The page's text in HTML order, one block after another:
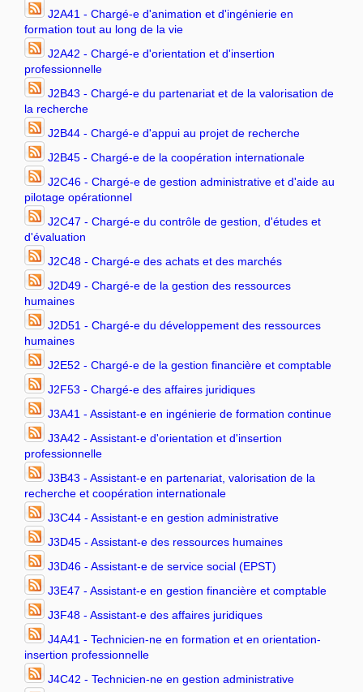
J2A41 - Chargé-e d'animation et d'ingénierie en
formation tout au long de la vie
J2A42 - Chargé-e d'orientation et d'insertion
professionnelle
J2B43 - Chargé-e du partenariat et de la valorisation de
la recherche
J2B44 - Chargé-e d'appui au projet de recherche
J2B45 - Chargé-e de la coopération internationale
J2C46 - Chargé-e de gestion administrative et d'aide au
pilotage opérationnel
J2C47 - Chargé-e du contrôle de gestion, d'études et
d'évaluation
J2C48 - Chargé-e des achats et des marchés
J2D49 - Chargé-e de la gestion des ressources
humaines
J2D51 - Chargé-e du développement des ressources
humaines
J2E52 - Chargé-e de la gestion financière et comptable
J2F53 - Chargé-e des affaires juridiques
J3A41 - Assistant-e en ingénierie de formation continue
J3A42 - Assistant-e d'orientation et d'insertion
professionnelle
J3B43 - Assistant-e en partenariat, valorisation de la
recherche et coopération internationale
J3C44 - Assistant-e en gestion administrative
J3D45 - Assistant-e des ressources humaines
J3D46 - Assistant-e de service social (EPST)
J3E47 - Assistant-e en gestion financière et comptable
J3F48 - Assistant-e des affaires juridiques
J4A41 - Technicien-ne en formation et en orientation-
insertion professionnelle
J4C42 - Technicien-ne en gestion administrative